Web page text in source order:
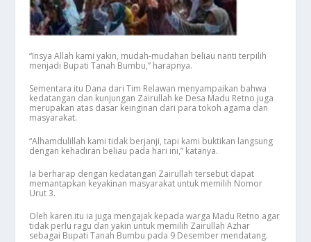
“Insya Allah kami yakin, mudah-mudahan beliau nanti terpilih
menjadi Bupati Tanah Bumbu,” harapnya.
Sementara itu Dana dari Tim Relawan menyampaikan bahwa
kedatangan dan kunjungan Zairullah ke Desa Madu Retno juga
merupakan atas dasar keinginan dari para tokoh agama dan
masyarakat.
“Alhamdulillah kami tidak berjanji, tapi kami buktikan langsung
dengan kehadiran beliau pada hari ini,” katanya.
Ia berharap dengan kedatangan Zairullah tersebut dapat
memantapkan keyakinan masyarakat untuk memilih Nomor
Urut 3.
Oleh karen itu ia juga mengajak kepada warga Madu Retno agar
tidak perlu ragu dan yakin untuk memilih Zairullah Azhar
sebagai Bupati Tanah Bumbu pada 9 Desember mendatang.